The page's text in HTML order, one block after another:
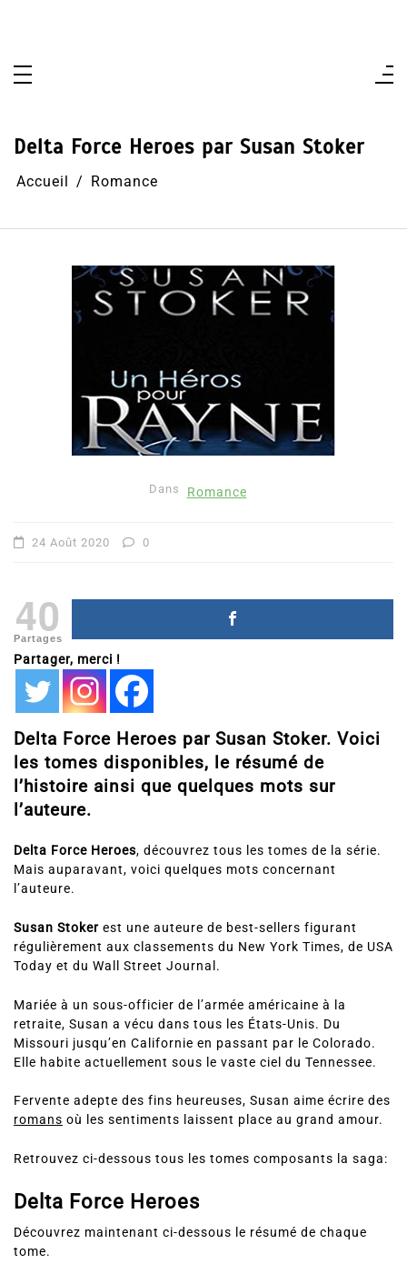
Delta Force Heroes par Susan Stoker
40
Partages
Partager, merci !
Delta Force Heroes par Susan Stoker. Voici
les tomes disponibles, le résumé de
l’histoire ainsi que quelques mots sur
l’auteure.
Mais auparavant, voici quelques mots concernant
l’auteure.
régulièrement aux classements du New York Times, de USA
Today et du Wall Street Journal.
retraite, Susan a vécu dans tous les États-Unis. Du
Missouri jusqu’en Californie en passant par le Colorado.
Elle habite actuellement sous le vaste ciel du Tennessee.
romansoù les sentiments laissent place au grand amour.
Delta Force Heroes
tome.